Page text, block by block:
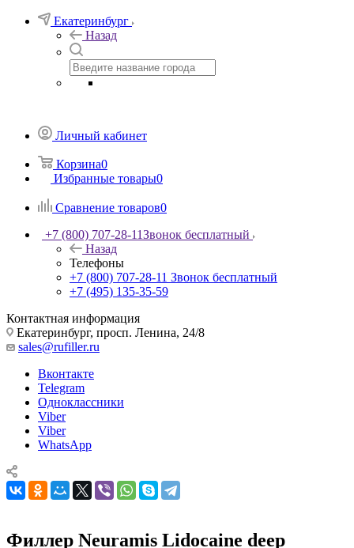
Екатеринбург
Назад
Личный кабинет
Корзина0
Избранные товары0
Сравнение товаров0
+7 (800) 707-28-11Звонок бесплатный
Назад
Телефоны
+7 (800) 707-28-11 Звонок бесплатный
+7 (495) 135-35-59
Контактная информация
Екатеринбург, просп. Ленина, 24/8
sales@rufiller.ru
Вконтакте
Telegram
Одноклассники
Viber
Viber
WhatsApp
Филлер Neuramis Lidocaine deep